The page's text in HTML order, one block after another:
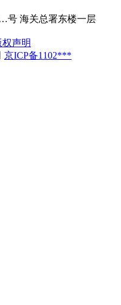
号 海关总署东楼一层
权声明
京ICP备1102***